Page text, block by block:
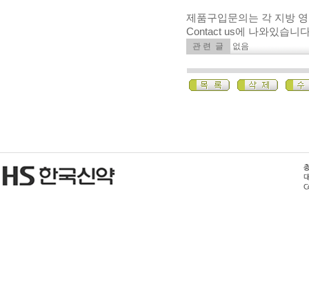
제품구입문의는 각 지방
Contact us에 나와있습니
관 련 글 없음